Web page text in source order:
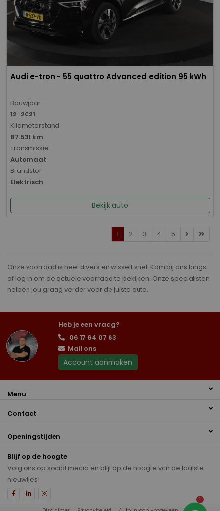
Audi e-tron - 55 quattro Advanced edition 95 kWh
Bouwjaar
12-2021
Kilometerstand
87.531 km
Transmissie
Automaat
Brandstof
Elektrisch
Bekijk auto
1 2 3 4 5
Onze voorraad is heel divers en wisselt snel. Kom bij ons langs
of log in om de actuele voorraad te bekijken. Onze specialisten
helpen jou graag verder voor de juiste auto.
Heb je een vraag?
06 17 64 07 63
Mail ons
Account aanmaken
Menu
Contact
Openingstijden
Blijf op de hoogte
Volg ons op social media en blijf op de hoogte van de laatste
nieuwtjes!
1